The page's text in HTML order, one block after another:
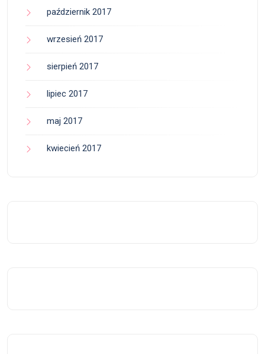
październik 2017
wrzesień 2017
sierpień 2017
lipiec 2017
maj 2017
kwiecień 2017